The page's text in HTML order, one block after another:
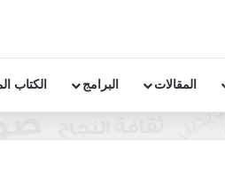
المقالات البرامج الكتاب